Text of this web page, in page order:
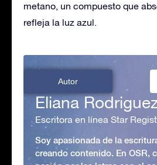
metano, un compuesto que
refleja la luz azul.
Autor
Eliana
Escritora en línea Star
Soy apasionada de la
creando contenido. En OSR,